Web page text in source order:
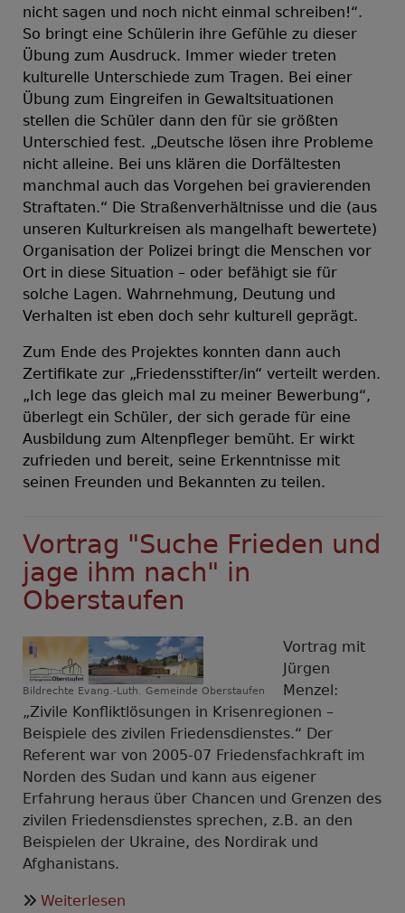
nicht sagen und noch nicht einmal schreiben!“.
So bringt eine Schülerin ihre Gefühle zu dieser
Übung zum Ausdruck. Immer wieder treten
kulturelle Unterschiede zum Tragen. Bei einer
Übung zum Eingreifen in Gewaltsituationen
stellen die Schüler dann den für sie größten
Unterschied fest. „Deutsche lösen ihre Probleme
nicht alleine. Bei uns klären die Dorfältesten
manchmal auch das Vorgehen bei gravierenden
Straftaten.“ Die Straßenverhältnisse und die (aus
unseren Kulturkreisen als mangelhaft bewertete)
Organisation der Polizei bringt die Menschen vor
Ort in diese Situation – oder befähigt sie für
solche Lagen. Wahrnehmung, Deutung und
Verhalten ist eben doch sehr kulturell geprägt.
Zum Ende des Projektes konnten dann auch
Zertifikate zur „Friedensstifter/in“ verteilt werden.
„Ich lege das gleich mal zu meiner Bewerbung“,
überlegt ein Schüler, der sich gerade für eine
Ausbildung zum Altenpfleger bemüht. Er wirkt
zufrieden und bereit, seine Erkenntnisse mit
seinen Freunden und Bekannten zu teilen.
Vortrag "Suche Frieden und
jage ihm nach" in
Oberstaufen
Bildrechte Evang.-Luth. Gemeinde Oberstaufen
Vortrag mit
Jürgen
Menzel:
„Zivile Konfliktlösungen in Krisenregionen –
Beispiele des zivilen Friedensdienstes.“ Der
Referent war von 2005-07 Friedensfachkraft im
Norden des Sudan und kann aus eigener
Erfahrung heraus über Chancen und Grenzen des
zivilen Friedensdienstes sprechen, z.B. an den
Beispielen der Ukraine, des Nordirak und
Afghanistans.
Weiterlesen